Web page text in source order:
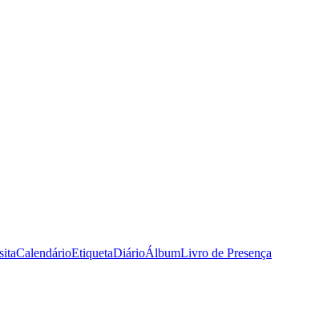
CalendárioEtiquetaDiárioÁlbumLivro de Presença